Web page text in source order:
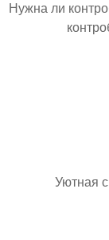
Нужна ли
Уютная